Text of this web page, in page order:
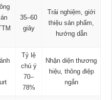
35–60
giây
Trải nghiệm, giới
thiệu sản phẩm,
hướng dẫn
Tỷ lệ
chú ý
70–
78%
Nhận diện thương
hiệu, thông điệp
ngắn